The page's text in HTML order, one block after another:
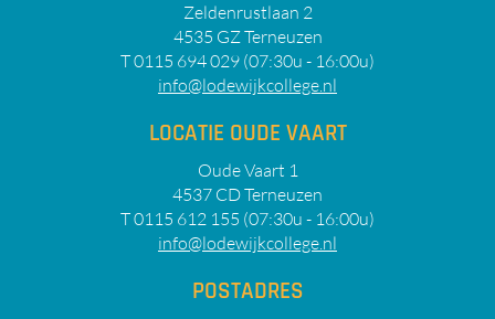
Zeldenrustlaan 2
4535 GZ Terneuzen
T 0115 694 029 (07:30u - 16:00u)
info@lodewijkcollege.nl
LOCATIE OUDE VAART
Oude Vaart 1
4537 CD Terneuzen
T 0115 612 155 (07:30u - 16:00u)
info@lodewijkcollege.nl
POSTADRES